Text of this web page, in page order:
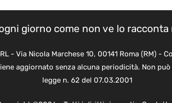
giorno come non ve lo
- Via Nicola Marchese 10, 00141 Roma (RM) -
aggiornato senza alcuna periodicità. Non
legge n. 62 del 07.03.2001